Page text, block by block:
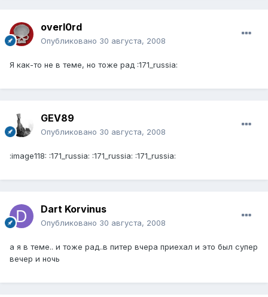
overl0rd
Опубликовано 30 августа, 2008
Я как-то не в теме, но тоже рад :171_russia:
GEV89
Опубликовано 30 августа, 2008
:image118: :171_russia: :171_russia: :171_russia:
Dart Korvinus
Опубликовано 30 августа, 2008
а я в теме.. и тоже рад..в питер вчера приехал и это был супер
вечер и ночь